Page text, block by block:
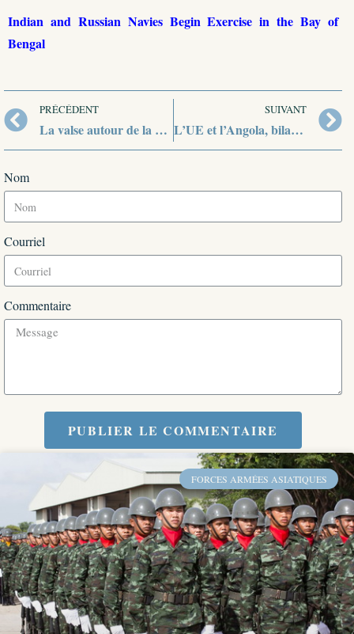
FORCES ARMÉES ASIATIQUES
Indian and Russian Navies Begin Exercise in the Bay of
Bengal
PRÉCÉDENT
La valse autour de la Line of Actual Control se poursuit
SUIVANT
L’UE et l’Angola, bilan de la cinquième rencontre
Nom
Courriel
Commentaire
PUBLIER LE COMMENTAIRE